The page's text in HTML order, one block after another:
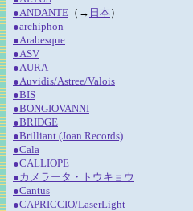
●ANDANTE （→ 日本）
●archiphon
●Arabesque
●ASV
●AURA
●Auvidis/Astree/Valois
●BIS
●BONGIOVANNI
●BRIDGE
●Brilliant (Joan Records)
●Cala
●CALLIOPE
●カメラータ・トウキョウ
●Cantus
●CAPRICCIO/LaserLight